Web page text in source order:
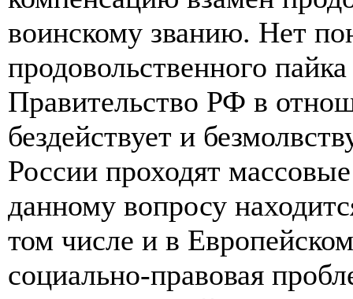
воинскому званию. Нет
продовольственного
Правительство РФ в
бездействует и
России проходят
данному вопросу
том числе и в
социально-правовая